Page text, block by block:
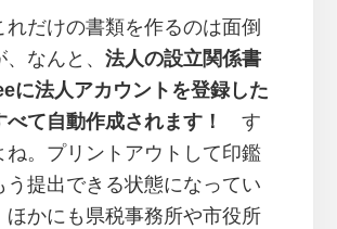
れだけの書類を作るのは面倒
なんと、 法人の設立関係書
に法人アカウントを登録した
て自動作成されます！
す
ね。プリントアウトして印鑑
う提出できる状態になってい
ほかにも県税事務所や市役所